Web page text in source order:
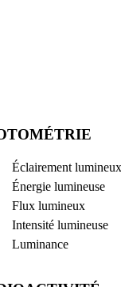
Éclairement lumineux
Énergie lumineuse
Flux lumineux
Intensité lumineuse
Luminance